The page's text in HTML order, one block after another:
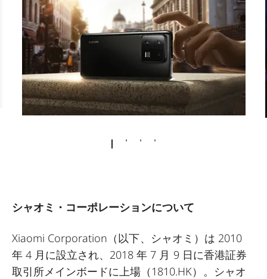
シャオミ・コーポレーションについて
Xiaomi Corporation（以下、シャオミ）は 2010
年 4 月に設立され、2018 年 7 月 9 日に香港証券
取引所メインボードに上場（1810.HK）。シャオ